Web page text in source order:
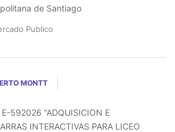
de Santiago
Publico
MONTT
592026 “ADQUISICION E
INTERACTIVAS PARA LICEO